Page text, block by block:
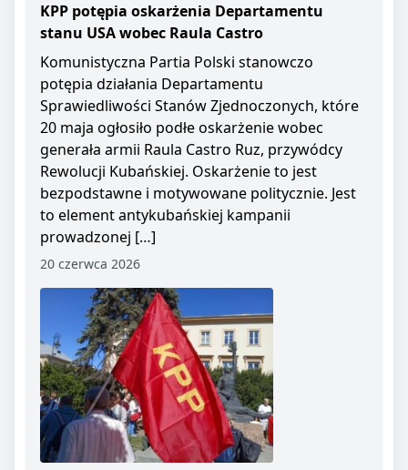
KPP potępia oskarżenia Departamentu
stanu USA wobec Raula Castro
Komunistyczna Partia Polski stanowczo
potępia działania Departamentu
Sprawiedliwości Stanów Zjednoczonych, które
20 maja ogłosiło podłe oskarżenie wobec
generała armii Raula Castro Ruz, przywódcy
Rewolucji Kubańskiej. Oskarżenie to jest
bezpodstawne i motywowane politycznie. Jest
to element antykubańskiej kampanii
prowadzonej […]
20 czerwca 2026